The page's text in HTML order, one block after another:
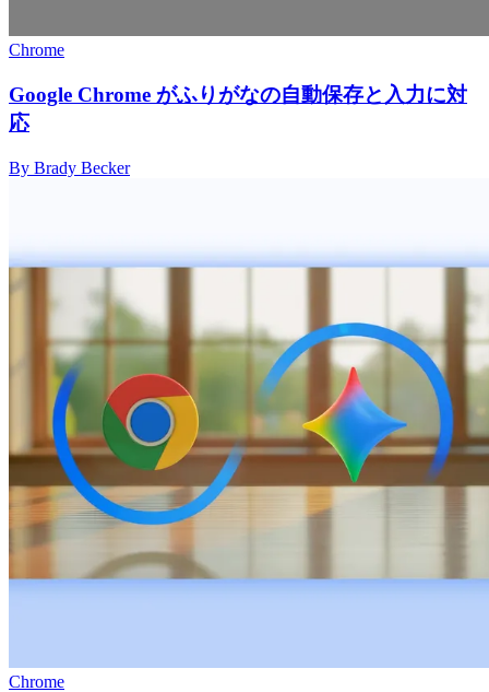
Chrome
Google Chrome がふりがなの自動保存と入力に対
応
By Brady Becker
Chrome